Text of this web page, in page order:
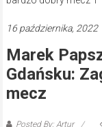
16 października, 2022
Marek
Gdańsku:
mecz
Posted By: Artur